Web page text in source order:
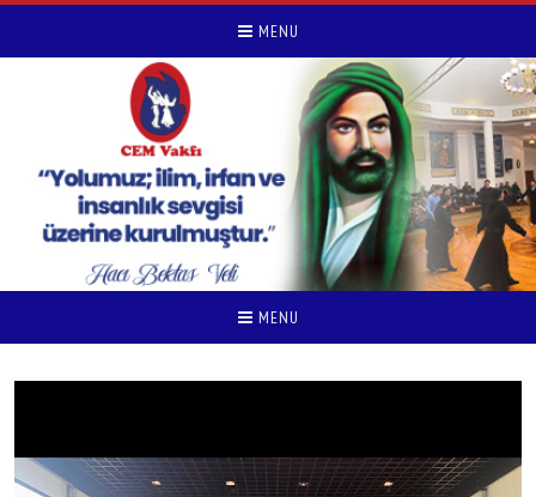
MENU
MENU